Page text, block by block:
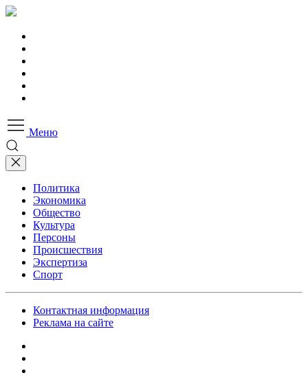
Меню
Политика
Экономика
Общество
Культура
Персоны
Происшествия
Экспертиза
Спорт
Контактная информация
Реклама на сайте